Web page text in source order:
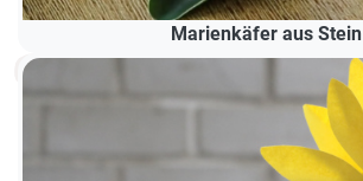
Marienkäfer aus Stein